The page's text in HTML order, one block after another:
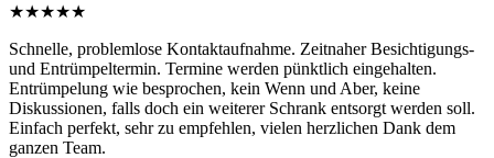
★★★★★
Schnelle, problemlose Kontaktaufnahme. Zeitnaher Besichtigungs-
und Entrümpeltermin. Termine werden pünktlich eingehalten.
Entrümpelung wie besprochen, kein Wenn und Aber, keine
Diskussionen, falls doch ein weiterer Schrank entsorgt werden soll.
Einfach perfekt, sehr zu empfehlen, vielen herzlichen Dank dem
ganzen Team.